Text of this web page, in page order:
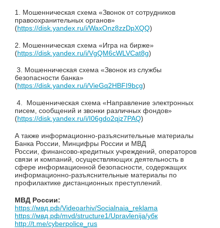
1. Мошенническая схема «Звонок от сотрудников
правоохранительных органов»
(https://disk.yandex.ru/i/WaxOnz8zzDpXQQ)
2. Мошенническая схема «Игра на бирже»
(https://disk.yandex.ru/i/VgQM6cWLVCat8g)
3. Мошенническая схема «Звонок из службы
безопасности банка»
(https://disk.yandex.ru/i/VieGq2HBFI9bcg)
4. Мошенническая схема «Направление электронных
писем, сообщений и звонки различных фондов»
(https://disk.yandex.ru/i/I06gdo2qjz7PAQ)
А также информационно-разъяснительные материалы
Банка России, Минцифры России и МВД
России, финансово-кредитных учреждений, операторов
связи и компаний, осуществляющих деятельность в
сфере информационной безопасности, содержащих
информационно-разъяснительные материалы по
профилактике дистанционных преступлений.
МВД России:
https://мвд.рф/Videoarhiv/Socialnaia_reklama
https://мвд.рф/mvd/structure1/Upravlenija/yбк
http://t.me/cyberpolice_rus